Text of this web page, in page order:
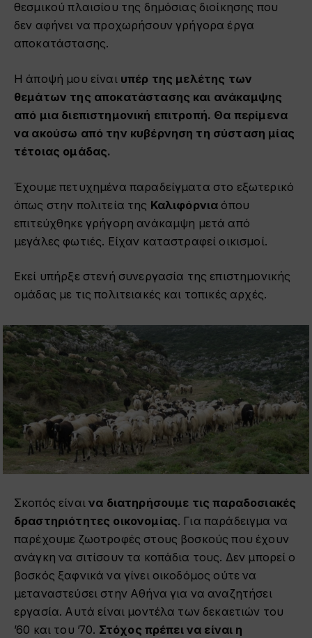
θεσμικού πλαισίου της δημόσιας διοίκησης που
δεν αφήνει να προχωρήσουν γρήγορα έργα
αποκατάστασης.
Η άποψή μου είναι υπέρ της μελέτης των
θεμάτων της αποκατάστασης και ανάκαμψης
από μια διεπιστημονική επιτροπή. Θα περίμενα
να ακούσω από την κυβέρνηση τη σύσταση μίας
τέτοιας ομάδας.
Έχουμε πετυχημένα παραδείγματα στο εξωτερικό
όπως στην πολιτεία της Καλιφόρνια όπου
επιτεύχθηκε γρήγορη ανάκαμψη μετά από
μεγάλες φωτιές. Είχαν καταστραφεί οικισμοί.
Εκεί υπήρξε στενή συνεργασία της επιστημονικής
ομάδας με τις πολιτειακές και τοπικές αρχές.
Σκοπός είναινα διατηρήσουμε τις παραδοσιακές
δραστηριότητες οικονομίας. Για παράδειγμα να
παρέχουμε ζωοτροφές στους βοσκούς που έχουν
ανάγκη να σιτίσουν τα κοπάδια τους. Δεν μπορεί ο
βοσκός ξαφνικά να γίνει οικοδόμος ούτε να
μεταναστεύσει στην Αθήνα για να αναζητήσει
εργασία. Αυτά είναι μοντέλα των δεκαετιών του
’60 και του ’70. Στόχος πρέπει να είναι η